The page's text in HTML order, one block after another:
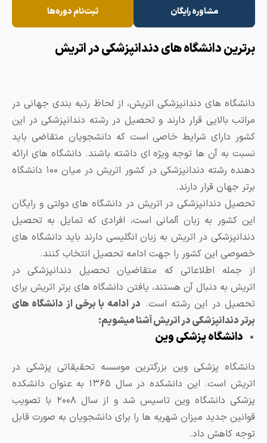
مشاوره رایگان ثبت‌نام دوره‌ها
دانشگاه های دندانپزشکی در اتریش
های دندانپزشکی اتریش، از لحاظ رتبه ‌بندی جهانی در
بالایی قرار دارند و تحصیل در رشته دندانپزشکی در این
دارای شرایط خاصی است که دانشجویان متقاضی باید
به آن‌ ها توجه ویژه‌ ای داشته باشند. دانشگاه های ارائه
دهنده رشته دندانپزشکی در کشور اتریش در میان ۱۰۰ دانشگاه
جهان قرار دارند.
دندانپزشکی در اتریش در دانشگاه های دولتی و رایگان
کشور به زبان آلمانی است، افرادی که تمایل به تحصیل
در اتریش به زبان انگلیسی دارند باید دانشگاه های
این کشور را جهت ادامه تحصیل انتخاب کنند.
جمله اطلاعاتی که متقاضیان تحصیل دندانپزشکی در
به دنبال آن هستند، یافتن دانشگاه های برتر اتریش برای
در این رشته است.در ادامه با برخی از دانشگاه های
دندانپزشکی در اتریش آشنا میشویم:
دانشگاه پزشکی وین
پزشکی وین بزرگترین موسسه تحقیقاتی پزشکی در
اتریش است. این دانشکده در سال ۱۳۶۵ به عنوان دانشکده
پزشکی دانشگاه وین تاسیس شد و از سال ۲۰۰۸ با تصویب
جدید میزان شهریه ها را برای دانشجویان به صورت قابل
کاهش داد.